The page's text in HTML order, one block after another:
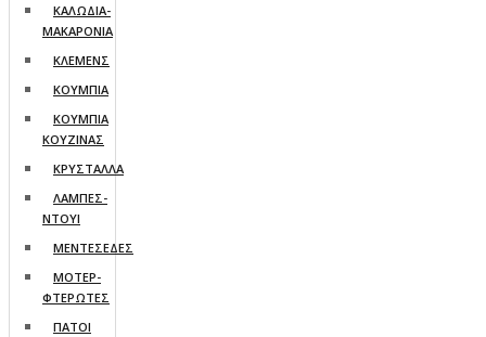
ΚΑΛΩΔΙΑ-
ΜΑΚΑΡΟΝΙΑ
ΚΛΕΜΕΝΣ
ΚΟΥΜΠΙΑ
ΚΟΥΜΠΙΑ
ΚΟΥΖΙΝΑΣ
ΚΡΥΣΤΑΛΛΑ
ΛΑΜΠΕΣ-
ΝΤΟΥΙ
ΜΕΝΤΕΣΕΔΕΣ
ΜΟΤΕΡ-
ΦΤΕΡΩΤΕΣ
ΠΑΤΟΙ